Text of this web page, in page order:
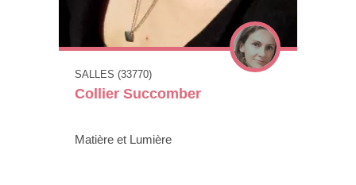
SALLES (33770)
Collier Succomber
Matière et Lumière